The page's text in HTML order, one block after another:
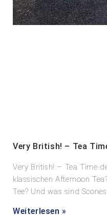
Very British! – Tea
Very British! – Tea Time
klassischen Afternoon
Tee? Und was sind
Weiterlesen »